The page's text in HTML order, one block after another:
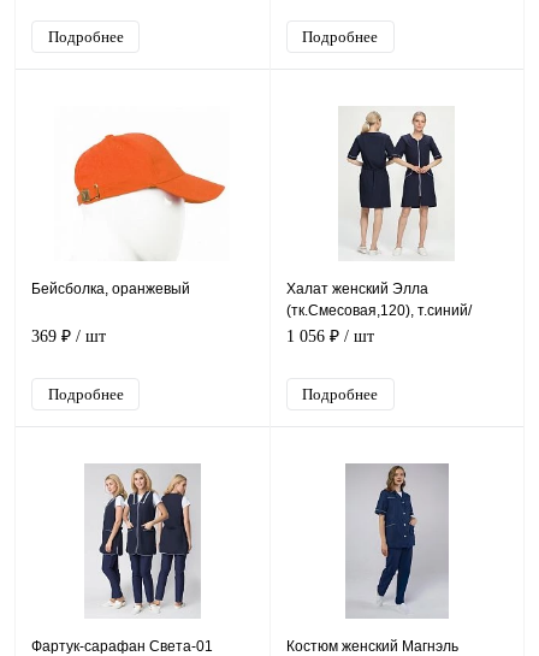
Подробнее Подробнее
Бейсболка, оранжевый
369 ₽ / шт
Подробнее
Халат женский Элла
(тк.Смесовая,120), т.синий/
белый
1 056 ₽ / шт
Подробнее
Фартук-сарафан Света-01
Костюм женский Магнэль